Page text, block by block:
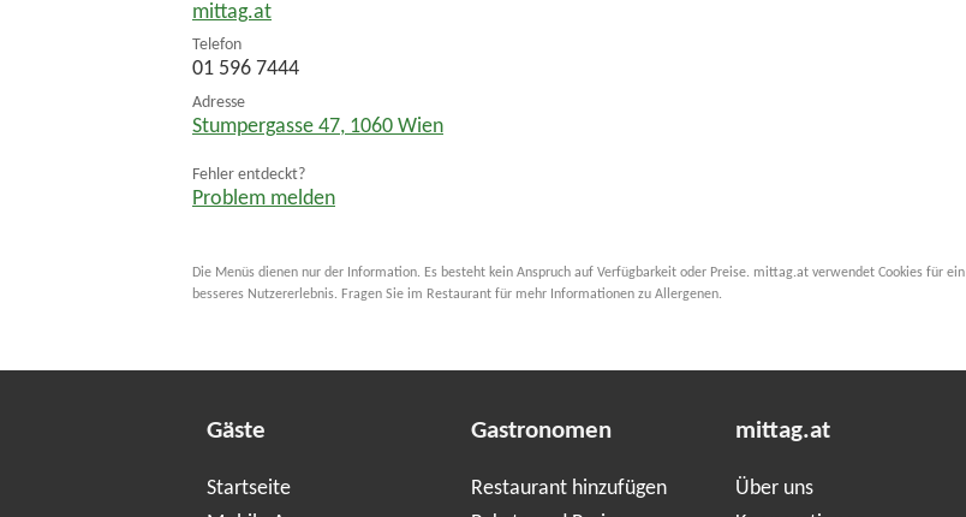
mittag.at
Telefon
01 596 7444
Adresse
Stumpergasse 47, 1060 Wien
Fehler entdeckt?
Problem melden
Die Menüs dienen nur der Information. Es besteht kein Anspruch auf Verfügbarkeit oder Preise. mittag.at verwendet Cookies für ein
besseres Nutzererlebnis. Fragen Sie im Restaurant für mehr Informationen zu Allergenen.
Gäste
Startseite
Gastronomen
Restaurant hinzufügen
mittag.at
Über uns